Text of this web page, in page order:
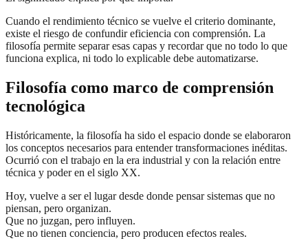
Cuando el rendimiento técnico se vuelve el criterio dominante,
existe el riesgo de confundir eficiencia con comprensión. La
filosofía permite separar esas capas y recordar que no todo lo que
funciona explica, ni todo lo explicable debe automatizarse.
Filosofía como marco de comprensión
tecnológica
Históricamente, la filosofía ha sido el espacio donde se elaboraron
los conceptos necesarios para entender transformaciones inéditas.
Ocurrió con el trabajo en la era industrial y con la relación entre
técnica y poder en el siglo XX.
Hoy, vuelve a ser el lugar desde donde pensar sistemas que no
piensan, pero organizan.
Que no juzgan, pero influyen.
Que no tienen conciencia, pero producen efectos reales.